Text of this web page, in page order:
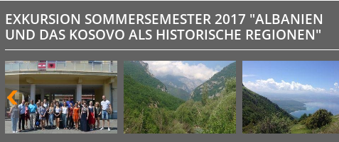
EXKURSION SOMMERSEMESTER 2017 "ALBANIEN
UND DAS KOSOVO ALS HISTORISCHE REGIONEN"